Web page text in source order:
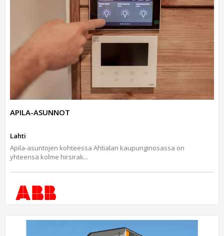
APILA-ASUNNOT
Lahti
Apila-asuntojen kohteessa Ahtialan kaupunginosassa on
yhteensä kolme hirsirak...